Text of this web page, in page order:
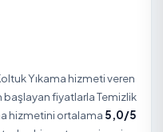
Koltuk Yıkama
için Koltuk Yıkama,